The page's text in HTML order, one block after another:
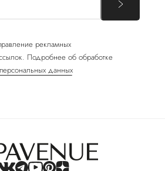
рекламных
Подробнее об обработке
данных